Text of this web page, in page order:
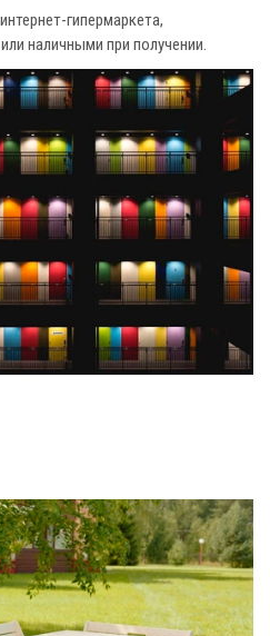
гипермаркета,
наличными при получении.